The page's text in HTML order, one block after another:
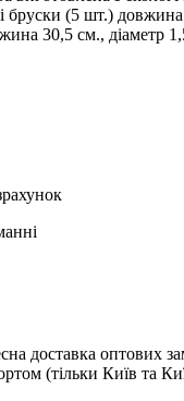
бруски (5 шт.)
30,5 см., діаметр
доставка оптових
(тільки Київ та